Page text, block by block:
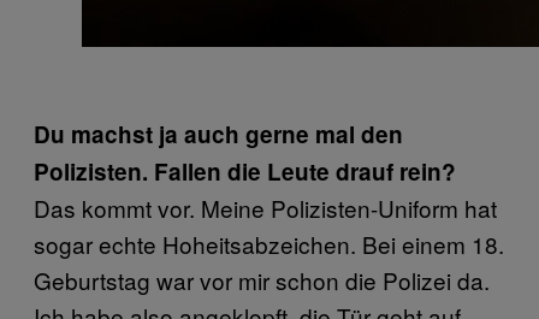
Du machst ja auch gerne mal den
Polizisten. Fallen die Leute drauf rein?
Das kommt vor. Meine Polizisten-Uniform hat
sogar echte Hoheitsabzeichen. Bei einem 18.
Geburtstag war vor mir schon die Polizei da.